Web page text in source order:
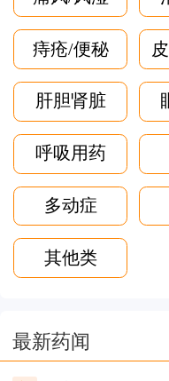
痔疮/便秘
肝胆肾脏
呼吸用药
多动症
其他类
最新药闻